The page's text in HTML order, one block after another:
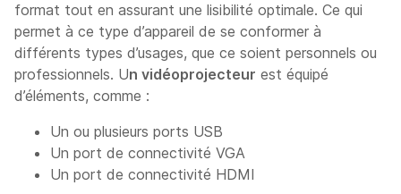
format tout en assurant une lisibilité optimale. Ce qui
permet à ce type d’appareil de se conformer à
différents types d’usages, que ce soient personnels ou
professionnels. Un vidéoprojecteur est équipé
d’éléments, comme :
Un ou plusieurs ports USB
Un port de connectivité VGA
Un port de connectivité HDMI